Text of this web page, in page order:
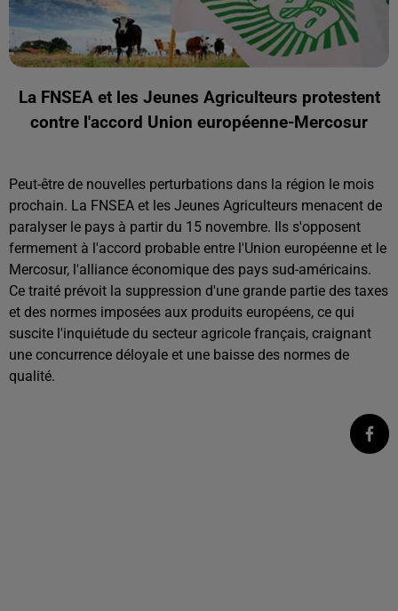
La FNSEA et les Jeunes Agriculteurs protestent
contre l'accord Union européenne-Mercosur
Peut-être de nouvelles perturbations dans la région le mois
prochain. La FNSEA et les Jeunes Agriculteurs menacent de
paralyser le pays à partir du 15 novembre. Ils s'opposent
fermement à l'accord probable entre l'Union européenne et le
Mercosur, l'alliance économique des pays sud-américains.
Ce traité prévoit la suppression d'une grande partie des taxes
et des normes imposées aux produits européens, ce qui
suscite l'inquiétude du secteur agricole français, craignant
une concurrence déloyale et une baisse des normes de
qualité.